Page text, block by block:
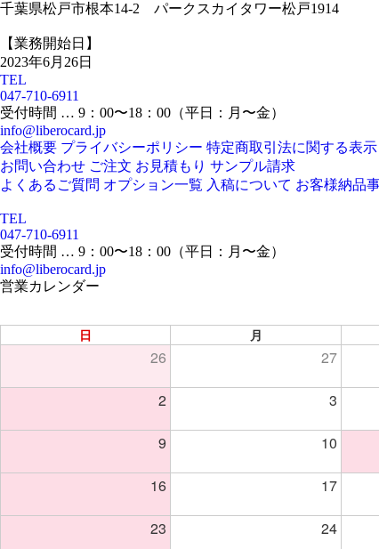
千葉県松戸市根本14-2 パークスカイタワー松戸1914
【業務開始日】
2023年6月26日
TEL
047-710-6911
受付時間 … 9：00〜18：00（平日：月〜金）
info@liberocard.jp
会社概要 プライバシーポリシー 特定商取引法に関する表示
お問い合わせ ご注文 お見積もり サンプル請求
よくあるご質問 オプション一覧 入稿について お客様納品
TEL
047-710-6911
受付時間 … 9：00〜18：00（平日：月〜金）
info@liberocard.jp
営業カレンダー
日 月
26 27
2 3
9 10
16 17
23 24